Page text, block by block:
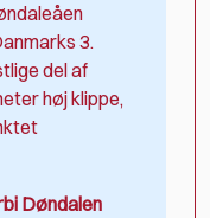
3.
del af
høj klippe,
Døndalen